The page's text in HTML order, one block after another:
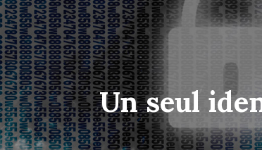
Un seul